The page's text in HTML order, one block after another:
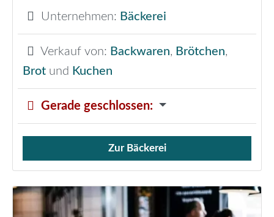
Unternehmen: Bäckerei
Verkauf von: Backwaren, Brötchen,
Brot und Kuchen
Gerade geschlossen:
Verkauf von Brötchen,
Zur Bäckerei